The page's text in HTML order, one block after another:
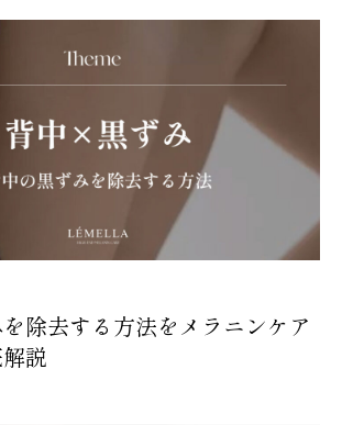
除去する方法をメラニンケア
説